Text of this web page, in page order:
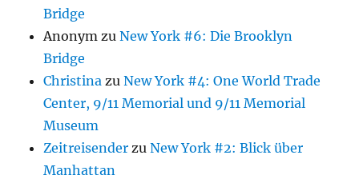
Bridge
Anonym zuNew York #6: Die Brooklyn
Bridge
Christina zuNew York #4: One World Trade
Center, 9/11 Memorial und 9/11 Memorial
Museum
Zeitreisender zuNew York #2: Blick über
Manhattan